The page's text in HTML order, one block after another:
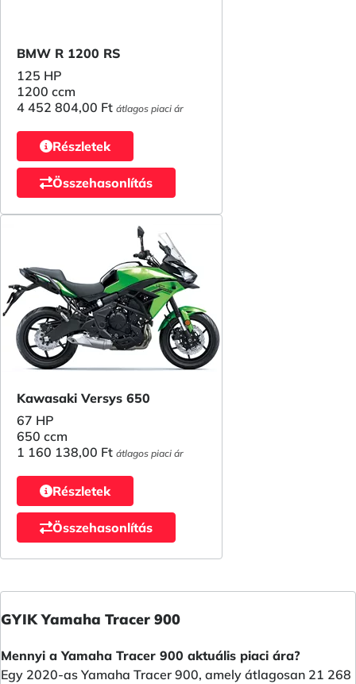
BMW R 1200 RS
125 HP
1200 ccm
4 452 804,00 Ft átlagos piaci ár
Részletek
Összehasonlítás
Kawasaki Versys 650
67 HP
650 ccm
1 160 138,00 Ft átlagos piaci ár
Részletek
Összehasonlítás
GYIK Yamaha Tracer 900
Mennyi a Yamaha Tracer 900 aktuális piaci ára?
Egy 2020-as Yamaha Tracer 900, amely átlagosan 21 268